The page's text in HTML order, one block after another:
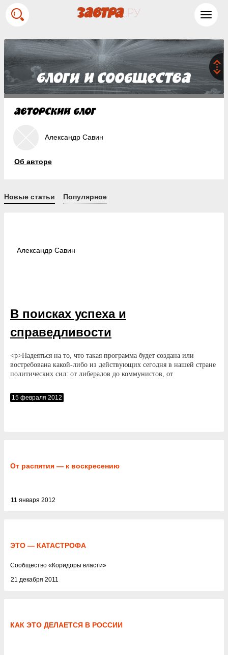
Александр Савин
Об авторе
Новые статьи Популярное
Александр Савин
В поисках успеха и
справедливости
<p>Надеяться на то, что такая программа будет создана или
востребована какой-либо из действующих сегодня в нашей стране
политических сил: от либералов до коммунистов, от
приходится. Способности нашего народа к политической
самоорганизации, похоже, проявляются только в отсутствие
справедливости для всего российского общества может означать
многолетнего «путинско-медведевского» правления. </p>
15 февраля 2012
От распятия — к воскресению
11 января 2012
ЭТО — КАТАСТРОФА
21 декабря 2011
Cообщество « Коридоры власти»
КАК ЭТО ДЕЛАЕТСЯ В РОССИИ